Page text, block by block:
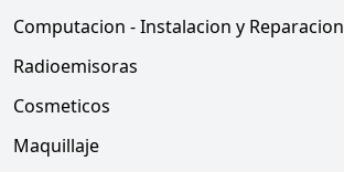
Computacion - Instalacion y Reparacion
Radioemisoras
Cosmeticos
Maquillaje